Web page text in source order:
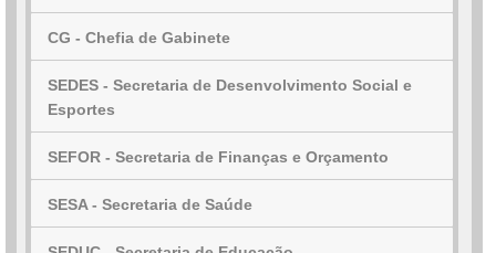
CG - Chefia de Gabinete
SEDES - Secretaria de Desenvolvimento Social e
Esportes
SEFOR - Secretaria de Finanças e Orçamento
SESA - Secretaria de Saúde